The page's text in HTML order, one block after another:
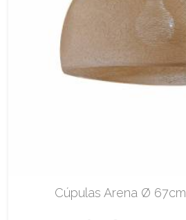
Cúpulas Arena Ø 67cm